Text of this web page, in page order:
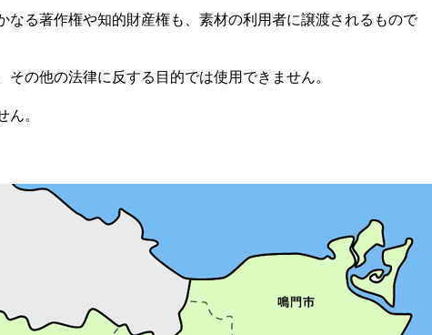
る著作権や知的財産権も、素材の利用者に譲渡されるもので
の他の法律に反する目的では使用できません。
。